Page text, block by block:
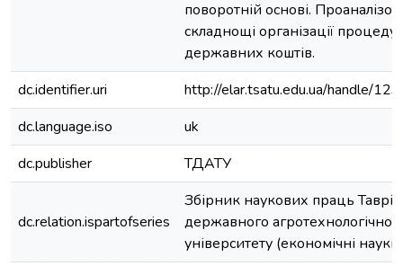
поворотній основі.
складнощі організації
державних коштів.
dc.identifier.uri
http://elar.tsatu.edu.ua/handle/
dc.language.iso
uk
dc.publisher
ТДАТУ
dc.relation.ispartofseries
Збірник наукових праць
державного
університету (економічні